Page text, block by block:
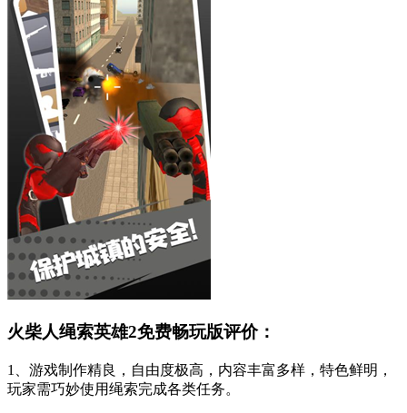
火柴人绳索英雄2免费畅玩版评价：
1、游戏制作精良，自由度极高，内容丰富多样，特色鲜明，
玩家需巧妙使用绳索完成各类任务。